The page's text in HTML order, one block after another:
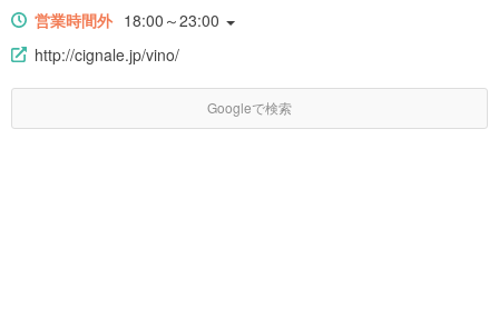
営業時間外 18:00～23:00
http://cignale.jp/vino/
Googleで検索